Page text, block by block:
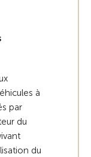
à
par
du
du